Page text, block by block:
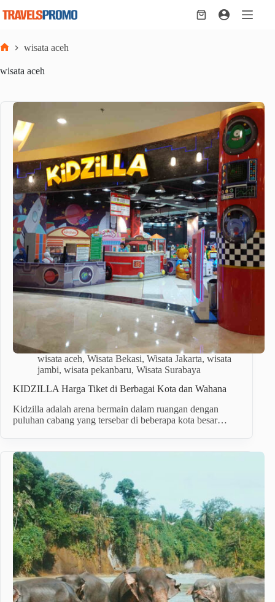
Shopping
wisata aceh
wisata aceh
wisata aceh, Wisata Bekasi, Wisata Jakarta, wisata
jambi, wisata pekanbaru, Wisata Surabaya
KIDZILLA Harga Tiket di Berbagai Kota dan Wahana
Kidzilla adalah arena bermain dalam ruangan dengan
puluhan cabang yang tersebar di beberapa kota besar…